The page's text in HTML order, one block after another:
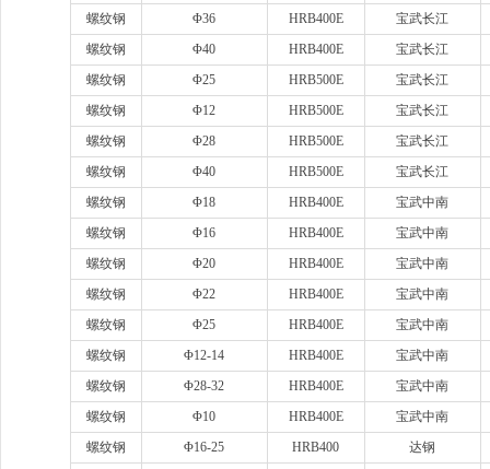
螺纹钢
Φ36 HRB400E
宝武长江
螺纹钢
Φ40 HRB400E
宝武长江
螺纹钢
Φ25 HRB500E
宝武长江
螺纹钢
Φ12 HRB500E
宝武长江
螺纹钢
Φ28 HRB500E
宝武长江
螺纹钢
Φ40 HRB500E
宝武长江
螺纹钢
Φ18 HRB400E
宝武中南
螺纹钢
Φ16 HRB400E
宝武中南
螺纹钢
Φ20 HRB400E
宝武中南
螺纹钢
Φ22 HRB400E
宝武中南
螺纹钢
Φ25 HRB400E
宝武中南
螺纹钢
Φ12-14 HRB400E
宝武中南
螺纹钢
Φ28-32 HRB400E
宝武中南
螺纹钢
Φ10 HRB400E
宝武中南
螺纹钢
Φ16-25 HRB400
达钢